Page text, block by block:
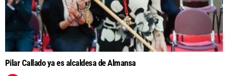
Pilar Callado ya es alcaldesa de Almansa